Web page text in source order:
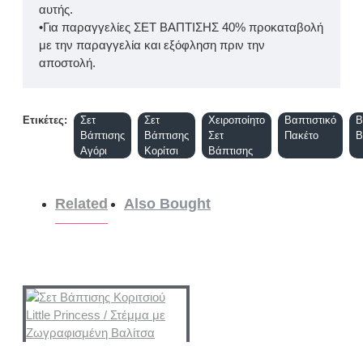
αυτής.
•Για παραγγελίες ΣΕΤ ΒΑΠΤΙΣΗΣ 40% προκαταβολή
με την παραγγελία και εξόφληση πριν την
αποστολή.
Ετικέτες:
Σετ
Βάπτισης
Αγόρι
Σετ
Βάπτισης
Κορίτσι
Χειροποίητο
Σετ
Βάπτισης
Βαπτιστικό
Πακέτο
Related Also Bought